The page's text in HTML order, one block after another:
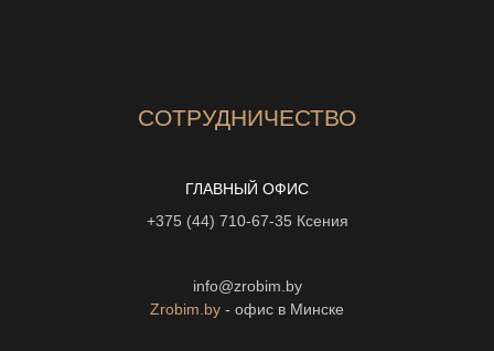
СОТРУДНИЧЕСТВО
ГЛАВНЫЙ ОФИС
+375 (44) 710-67-35 Ксения
info@zrobim.by
Zrobim.by - офис в Минске